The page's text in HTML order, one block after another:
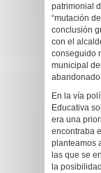
patrimonial
“mutación
conclusión
con el
conseguido
municipal
abandonado
En la vía
Educativa
era una
encontraba
planteamos
las que se
la